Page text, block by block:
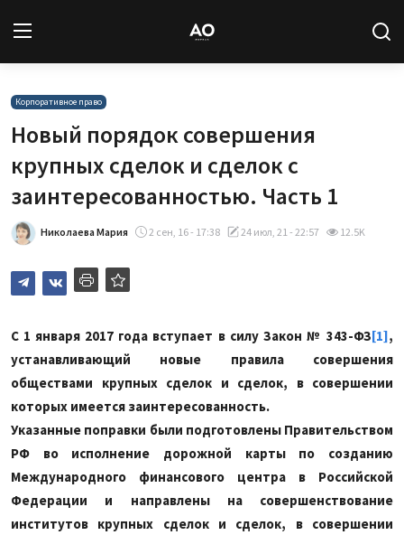
Вход
Статьи
Авторы
Архив
База знаний
Подписка
Корпоративное право
Новый порядок совершения
крупных сделок и сделок с
заинтересованностью. Часть 1
Николаева Мария 2 сен, 16 - 17:38 24 июл, 21 - 22:57 12.5K
С 1 января 2017 года вступает в силу Закон № 343-ФЗ[1],
устанавливающий новые правила совершения
обществами крупных сделок и сделок, в совершении
которых имеется заинтересованность.
Указанные поправки были подготовлены Правительством
РФ во исполнение дорожной карты по созданию
Международного финансового центра в Российской
Федерации и направлены на совершенствование
институтов крупных сделок и сделок, в совершении